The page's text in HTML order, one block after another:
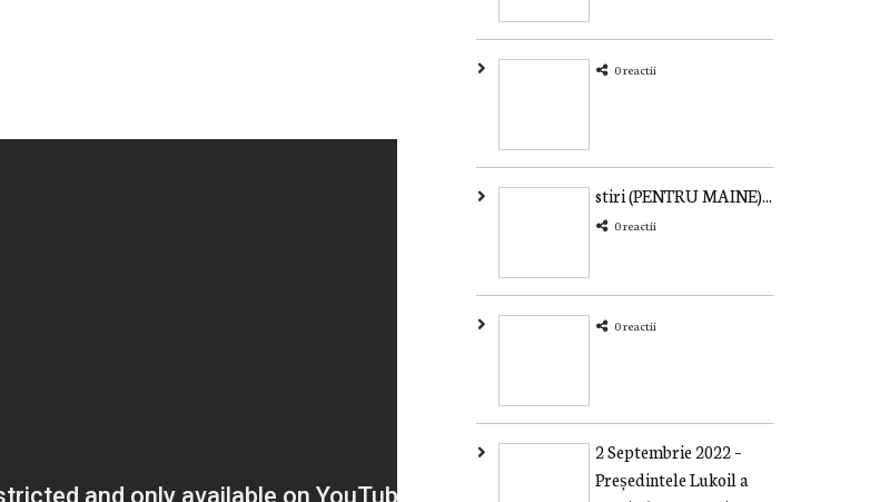
0 reactii
stiri (PENTRU MAINE)...
0 reactii
0 reactii
2 Septembrie 2022 –
Președintele Lukoil a